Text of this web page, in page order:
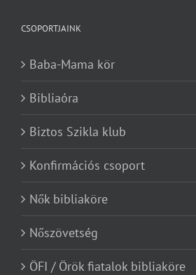
CSOPORTJAINK
Baba-Mama kör
Bibliaóra
Biztos Szikla klub
Konfirmációs csoport
Nők bibliaköre
Nőszövetség
ÖFI / Örök fiatalok bibliaköre